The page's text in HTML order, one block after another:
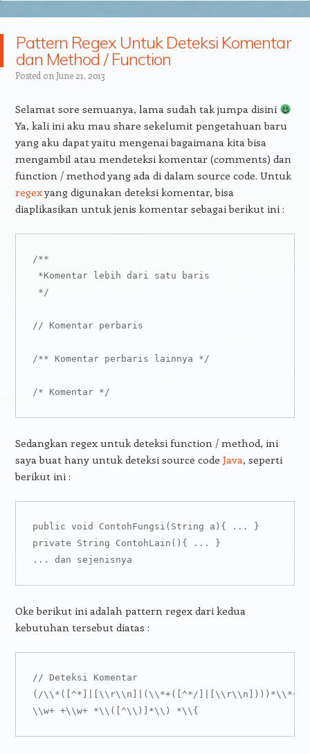
Pattern Regex Untuk Deteksi Komentar
dan Method / Function
Posted on June 21, 2013
Selamat sore semuanya, lama sudah tak jumpa disini
Ya, kali ini aku mau share sekelumit pengetahuan baru
yang aku dapat yaitu mengenai bagaimana kita bisa
mengambil atau mendeteksi komentar (comments) dan
function / method yang ada di dalam source code. Untuk
regexyang digunakan deteksi komentar, bisa
diaplikasikan untuk jenis komentar sebagai berikut ini :
/**
*Komentar lebih dari satu baris
*/
// Komentar perbaris
/** Komentar perbaris lainnya */
/* Komentar */
Sedangkan regex untuk deteksi function / method, ini
saya buat hany untuk deteksi source code Java, seperti
berikut ini :
public void ContohFungsi(String a){ ... }
private String ContohLain(){ ... }
... dan sejenisnya
Oke berikut ini adalah pattern regex dari kedua
kebutuhan tersebut diatas :
// Deteksi Komentar
(/\\*([^*]|[\\r\\n]|(\\*+([^*/]|[\\r\\n])))*\\*+/)|(//
\\w+ +\\w+ *\\([^\\)]*\\) *\\{